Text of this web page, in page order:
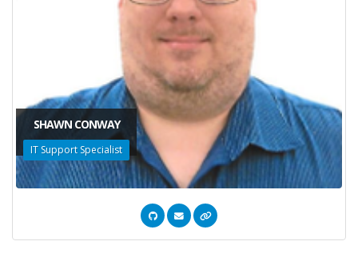
SHAWN CONWAY
IT Support Specialist